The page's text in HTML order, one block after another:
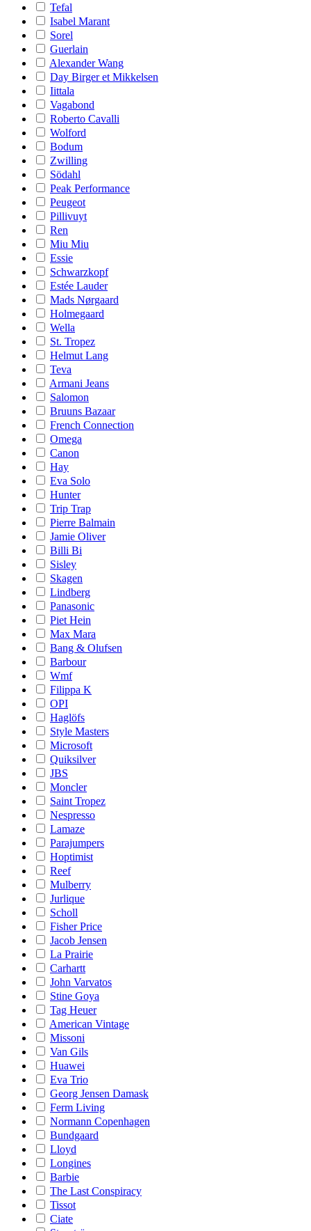
Tefal
Isabel Marant
Sorel
Guerlain
Alexander Wang
Day Birger et Mikkelsen
Iittala
Vagabond
Roberto Cavalli
Wolford
Bodum
Zwilling
Södahl
Peak Performance
Peugeot
Pillivuyt
Ren
Miu Miu
Essie
Schwarzkopf
Estée Lauder
Mads Nørgaard
Holmegaard
Wella
St. Tropez
Helmut Lang
Teva
Armani Jeans
Salomon
Bruuns Bazaar
French Connection
Omega
Canon
Hay
Eva Solo
Hunter
Trip Trap
Pierre Balmain
Jamie Oliver
Billi Bi
Sisley
Skagen
Lindberg
Panasonic
Piet Hein
Max Mara
Bang & Olufsen
Barbour
Wmf
Filippa K
OPI
Haglöfs
Style Masters
Microsoft
Quiksilver
JBS
Moncler
Saint Tropez
Nespresso
Lamaze
Parajumpers
Hoptimist
Reef
Mulberry
Jurlique
Scholl
Fisher Price
Jacob Jensen
La Prairie
Carhartt
John Varvatos
Stine Goya
Tag Heuer
American Vintage
Missoni
Van Gils
Huawei
Eva Trio
Georg Jensen Damask
Ferm Living
Normann Copenhagen
Bundgaard
Lloyd
Longines
Barbie
The Last Conspiracy
Tissot
Ciate